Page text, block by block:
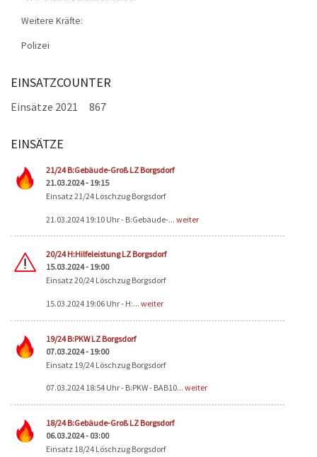
Weitere Kräfte:
Polizei
EINSATZCOUNTER
Einsätze 2021 867
EINSÄTZE
21/24 B:Gebäude-Groß LZ Borgsdorf
21.03.2024 - 19:15
Einsatz 21/24 Löschzug Borgsdorf
21.03.2024 19:10 Uhr - B:Gebäude-... weiter
20/24 H:Hilfeleistung LZ Borgsdorf
15.03.2024 - 19:00
Einsatz 20/24 Löschzug Borgsdorf
15.03.2024 19:06 Uhr - H:... weiter
19/24 B:PKW LZ Borgsdorf
07.03.2024 - 19:00
Einsatz 19/24 Löschzug Borgsdorf
07.03.2024 18:54 Uhr - B:PKW - BAB10... weiter
18/24 B:Gebäude-Groß LZ Borgsdorf
06.03.2024 - 03:00
Einsatz 18/24 Löschzug Borgsdorf
Seiten